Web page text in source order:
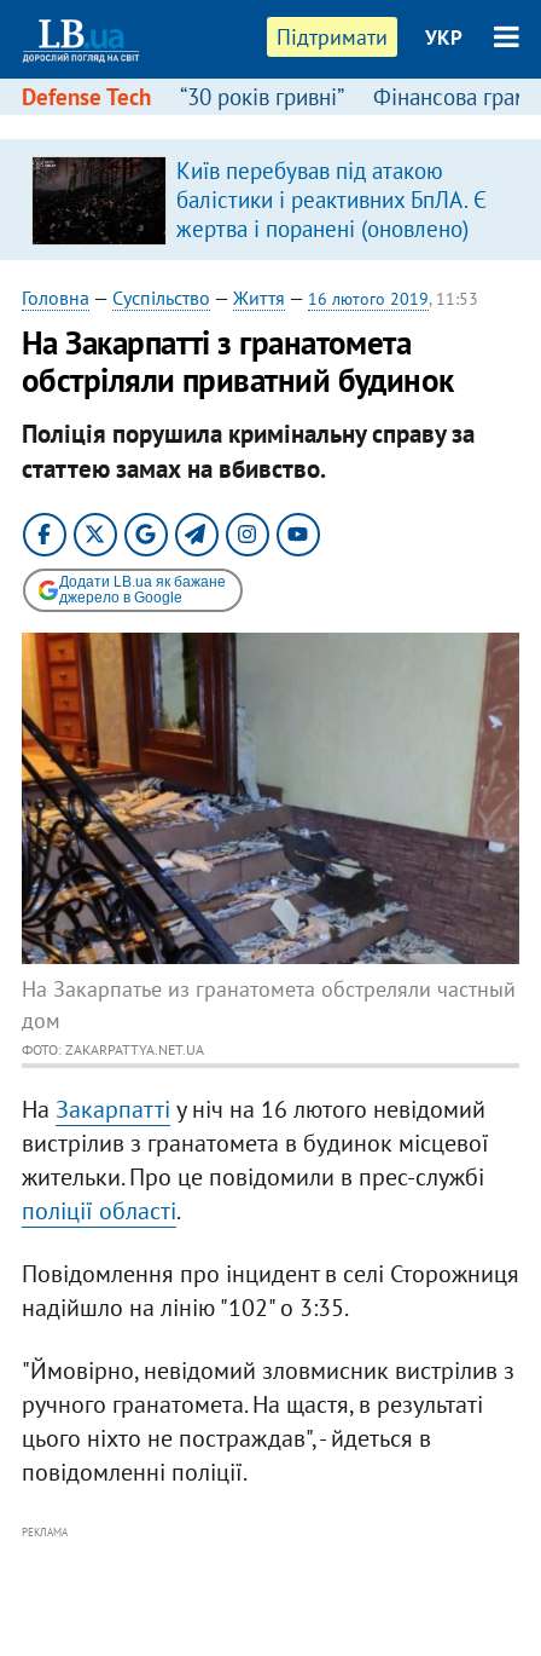
Підтримати УКР
Defense Tech “30 років гривні” Фінансова
Київ перебував під атакою
балістики і реактивних БпЛА. Є
жертва і поранені (оновлено)
Головна — Суспільство — Життя — 16 лютого 2019, 11:53
На Закарпатті з гранатомета
обстріляли приватний будинок
Поліція порушила кримінальну справу за
статтею замах на вбивство.
Додати LB.ua як бажане
джерело в Google
На Закарпатье из гранатомета обстреляли частный
дом
ФОТО: ZAKARPATTYA.NET.UA
На Закарпатті у ніч на 16 лютого невідомий
вистрілив з гранатомета в будинок місцевої
жительки. Про це повідомили в прес-службі
поліції області.
Повідомлення про інцидент в селі Сторожниця
надійшло на лінію "102" о 3:35.
"Ймовірно, невідомий зловмисник вистрілив з
ручного гранатомета. На щастя, в результаті
цього ніхто не постраждав", - йдеться в
повідомленні поліції.
РЕКЛАМА